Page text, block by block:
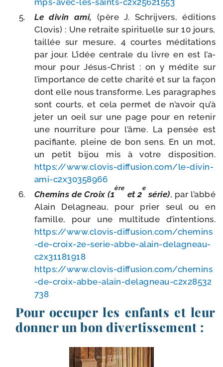
m​p​s​-​a​v​e​c​-​l​e​s​-​s​a​i​n​t​s​-​c​2​x​2​5​6​2​1​553
Le divin ami, (père J. Schrijvers, édi­tions
Clovis) : Une retraite spi­ri­tuelle sur 10 jours,
taillée sur mesure, 4 courtes médi­ta­tions
par jour. L’idée cen­trale du livre en est l’a­
mour pour Jésus-​Christ : on y médite sur
l’im­por­tance de cette cha­ri­té et sur la façon
dont elle nous trans­forme. Les para­graphes
sont courts, et cela per­met de n’a­voir qu’à
jeter un oeil sur une page pour en rete­nir
une nour­ri­ture pour l’âme. La pen­sée est
paci­fiante, pleine de bon sens. En un mot,
un petit bijou mis à votre dis­po­si­tion.
https://​www​.clo​vis​-dif​fu​sion​.com/​l​e​-​d​i​v​i​n​-​
a​m​i​-​c​2​x​3​0​3​5​8​966
Chemins de Croix (1
ère
et 2
e
série), par l’abbé
Alain Delagneau, pour prier seul ou en
famille, pour une mul­ti­tude d’intentions.
https://​www​.clo​vis​-dif​fu​sion​.com/​c​h​e​m​i​n​s​
-​d​e​-​c​r​o​i​x​-​2​e​-​s​e​r​i​e​-​a​b​b​e​-​a​l​a​i​n​-​d​e​l​a​g​n​e​a​u​-​
c​2​x​3​1​1​8​1​918
https://​www​.clo​vis​-dif​fu​sion​.com/​c​h​e​m​i​n​s​
-​d​e​-​c​r​o​i​x​-​a​b​b​e​-​a​l​a​i​n​-​d​e​l​a​g​n​e​a​u​-​c​2​x​2​8​5​3​2​
738
Pour occuper les enfants et leur
donner un bon divertissement :